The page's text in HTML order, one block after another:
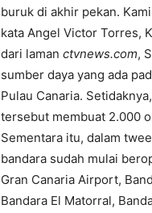
buruk di akhir pekan.
kata Angel Victor Torres,
dari laman ctvnews.com,
sumber daya yang ada
Pulau Canaria.
tersebut membuat 2.000
Sementara itu, dalam
bandara sudah mulai
Gran Canaria Airport,
Bandara El Matorral,